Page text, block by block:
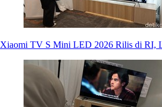
Xiaomi TV S Mini LED 2026 Rilis di RI,